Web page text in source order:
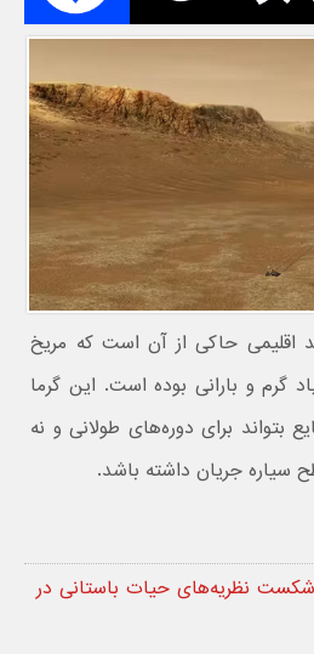
اقلیمی حاکی از آن است که مریخ
گرم و بارانی بوده است. این گرما
بتواند برای دوره‌های طولانی و نه
جریان داشته باشد.
شکست نظریه‌های حیات باستانی در